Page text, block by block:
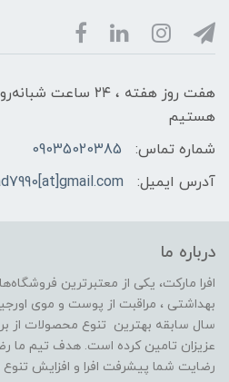
هفت روز هفته ، ۲۴
هستیم
شماره تماس:
09035020385
آدرس ایمیل:
درباره ما
افرا مارکت، یکی از معتبرترین
سال سابقه بهترین تنوع محصولات از
عزیزان تامین کرده است. هدف تیم ما
رضایت شما پیشرفت افرا و افزایش تنوع